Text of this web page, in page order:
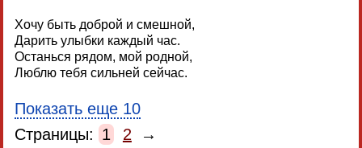
Хочу быть доброй и смешной,
Дарить улыбки каждый час.
Останься рядом, мой родной,
Люблю тебя сильней сейчас.
Показать еще 10
Страницы: 1 2 →